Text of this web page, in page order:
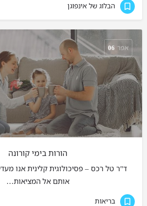
הבלוג של אינפוגן
אפר 06
הורות בימי קורונה
ד"ר טל רכס – פסיכולוגית קלינית אנו
אותם אל המציאות…
בריאות